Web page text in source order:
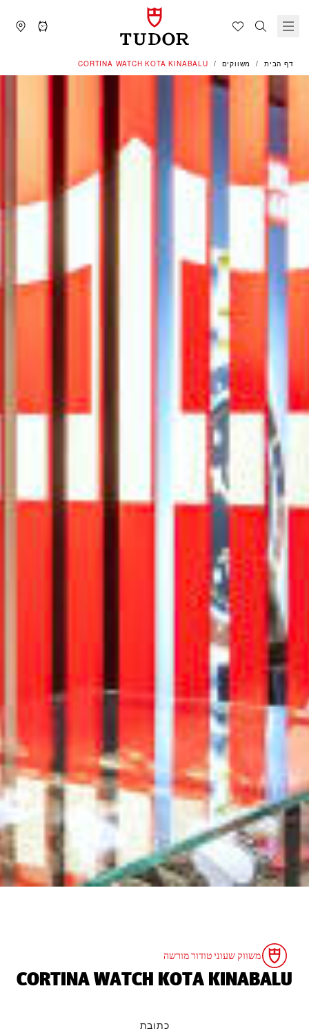
דף הבית משווקים ‭CORTINA WATCH KOTA KINABALU‬
משווק שעוני טודור מורשה
‭CORTINA WATCH KOTA KINABALU‬
כתובת